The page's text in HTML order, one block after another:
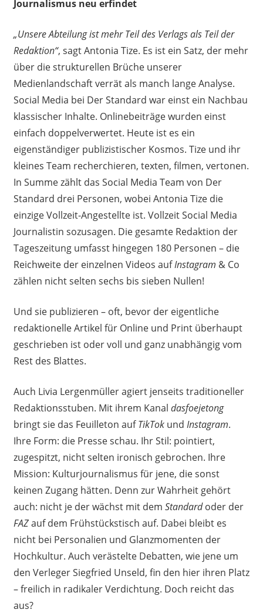
Journalismus neu erfindet
„Unsere Abteilung ist mehr Teil des Verlags als Teil der
Redaktion“, sagt Antonia Tize. Es ist ein Satz, der mehr
über die strukturellen Brüche unserer
Medienlandschaft verrät als manch lange Analyse.
Social Media bei Der Standard war einst ein Nachbau
klassischer Inhalte. Onlinebeiträge wurden einst
einfach doppelverwertet. Heute ist es ein
eigenständiger publizistischer Kosmos. Tize und ihr
kleines Team recherchieren, texten, filmen, vertonen.
In Summe zählt das Social Media Team von Der
Standard drei Personen, wobei Antonia Tize die
einzige Vollzeit-Angestellte ist. Vollzeit Social Media
Journalistin sozusagen. Die gesamte Redaktion der
Tageszeitung umfasst hingegen 180 Personen – die
Reichweite der einzelnen Videos aufInstagram & Co
zählen nicht selten sechs bis sieben Nullen!
Und sie publizieren – oft, bevor der eigentliche
redaktionelle Artikel für Online und Print überhaupt
geschrieben ist oder voll und ganz unabhängig vom
Rest des Blattes.
Auch Livia Lergenmüller agiert jenseits traditioneller
Redaktionsstuben. Mit ihrem Kanal dasfoejetong
bringt sie das Feuilleton aufTikTokund Instagram.
Ihre Form: die Presse schau. Ihr Stil: pointiert,
zugespitzt, nicht selten ironisch gebrochen. Ihre
Mission: Kulturjournalismus für jene, die sonst
keinen Zugang hätten. Denn zur Wahrheit gehört
auch: nicht je der wächst mit dem Standardoder der
FAZauf dem Frühstückstisch auf. Dabei bleibt es
nicht bei Personalien und Glanzmomenten der
Hochkultur. Auch verästelte Debatten, wie jene um
den Verleger Siegfried Unseld, fin den hier ihren Platz
– freilich in radikaler Verdichtung. Doch reicht das
aus?